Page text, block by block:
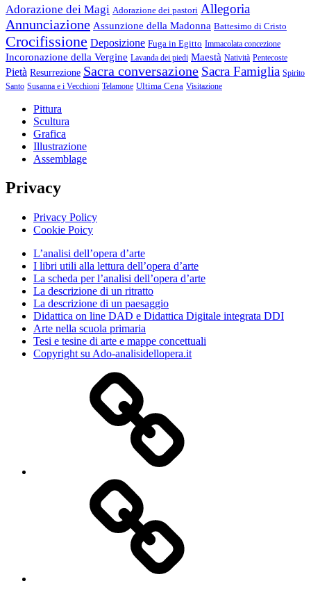
Adorazione dei Magi Adorazione dei pastori Allegoria
Annunciazione Assunzione della Madonna Battesimo di Cristo
Crocifissione Deposizione Fuga in Egitto Immacolata concezione
Incoronazione della Vergine Lavanda dei piedi Maestà Natività Pentecoste
Pietà Resurrezione Sacra conversazione Sacra Famiglia Spirito
Santo Susanna e i Vecchioni Telamone Ultima Cena Visitazione
Pittura
Scultura
Grafica
Illustrazione
Assemblage
Privacy
Privacy Policy
Cookie Poicy
L’analisi dell’opera d’arte
I libri utili alla lettura dell’opera d’arte
La scheda per l’analisi dell’opera d’arte
La descrizione di un ritratto
La descrizione di un paesaggio
Didattica on line DAD e Didattica Digitale integrata DDI
Arte nella scuola primaria
Tesi e tesine di arte e mappe concettuali
Copyright su Ado-analisidellopera.it